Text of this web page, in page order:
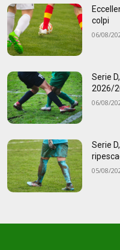
colpi
06/08/
Serie
2026/
06/08/
Serie
05/08/